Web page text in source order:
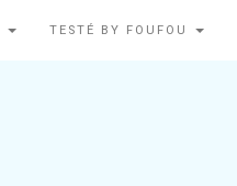
TESTÉ BY FOUFOU